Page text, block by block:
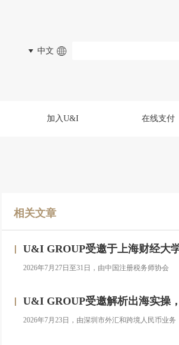
中文
加入U&I 在线支付
相关文章
U&I GROUP受邀于上海财经大学授课跨境税务合规与高净值人
2026年7月27日至31日，由中国注册税务师协会
U&I GROUP受邀解析出海实操，护航制造业
2026年7月23日，由深圳市外汇和跨境人民币业务